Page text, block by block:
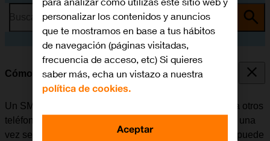
Busca por problema o tema
Cómo configurar el móvil para SMS
Un SMS es un mensaje de texto que se puede enviar a otros
teléfonos móviles. El móvil puede enviar y recibir SMS una
vez se ha insertado la tarjeta SIM. Si no es el caso, se puede
personalizar los contenidos y anuncios
que te mostramos en base a tus hábitos
de navegación (páginas visitadas,
frecuencia de acceso, etc) Si quieres
saber más, echa un vistazo a nuestra
política de cookies.
Aceptar